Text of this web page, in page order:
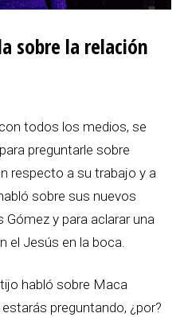
sobre la relación
todos los medios, se
preguntarle sobre
respecto a su trabajo y a
sobre sus nuevos
y para aclarar una
el Jesús en la boca.
habló sobre Maca
preguntando, ¿por?